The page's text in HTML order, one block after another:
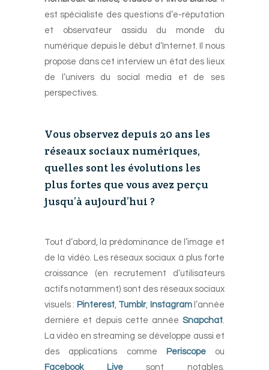
est spécialiste des questions d’e-réputation
et observateur assidu du monde du
numérique depuis le début d’Internet. Il nous
propose dans cet interview un état des lieux
de l’univers du social media et de ses
perspectives.
Vous observez depuis 20 ans les
réseaux sociaux numériques,
quelles sont les évolutions les
plus fortes que vous avez perçu
jusqu’à aujourd’hui ?
Tout d’abord, la prédominance de l’image et
de la vidéo. Les réseaux sociaux à plus forte
croissance (en recrutement d’utilisateurs
actifs notamment) sont des réseaux sociaux
visuels : Pinterest, Tumblr, Instagraml’année
dernière et depuis cette année Snapchat.
La vidéo en streaming se développe aussi et
des applications comme
Periscopeou
Facebook Livesont notables.